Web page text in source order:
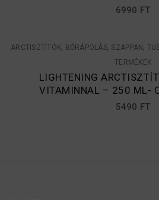
6990 FT
ARCTISZTÍTÓK, BŐRÁPOLÁS, SZAPPAN,
TERMÉKEK
LIGHTENING
VITAMINNAL – 250 ML-
5490 FT